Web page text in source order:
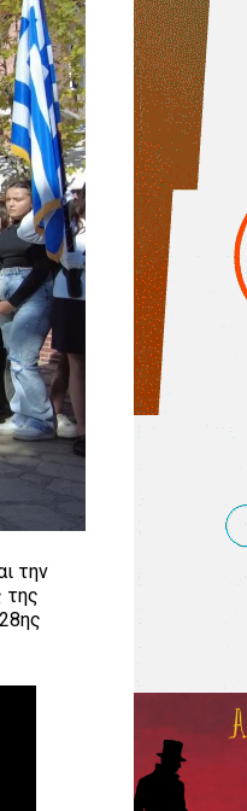
την
της